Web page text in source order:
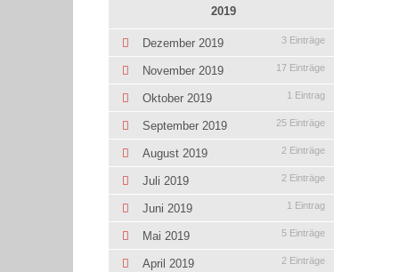
2019
Dezember 2019 3 Einträge
November 2019 17 Einträge
Oktober 2019 1 Eintrag
September 2019 25 Einträge
August 2019 2 Einträge
Juli 2019 2 Einträge
Juni 2019 1 Eintrag
Mai 2019 5 Einträge
April 2019 2 Einträge